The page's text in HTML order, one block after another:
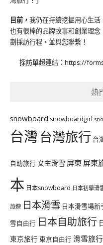
目前， 我仍在持續挖掘用心生
也有很棒的品牌故事和創業理念
劃採訪行程，並與您聯繫！
採訪單超連結： https://
熱
snowboard snowboardgirl
台灣台灣旅行 台
自助旅行 女生滑雪 屏東 屏東
本 日本snowboard 日本初學滑
旅遊 日本滑雪 日本滑雪場新
雪自由行 日本自助旅行
東京旅行 東京自由行 滑雪旅行